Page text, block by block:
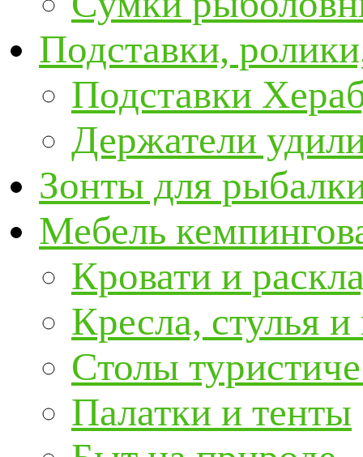
Подставки,
Подставки
Держатели
Зонты для
Мебель
Кровати и
Кресла, стулья
Столы
Палатки и тенты